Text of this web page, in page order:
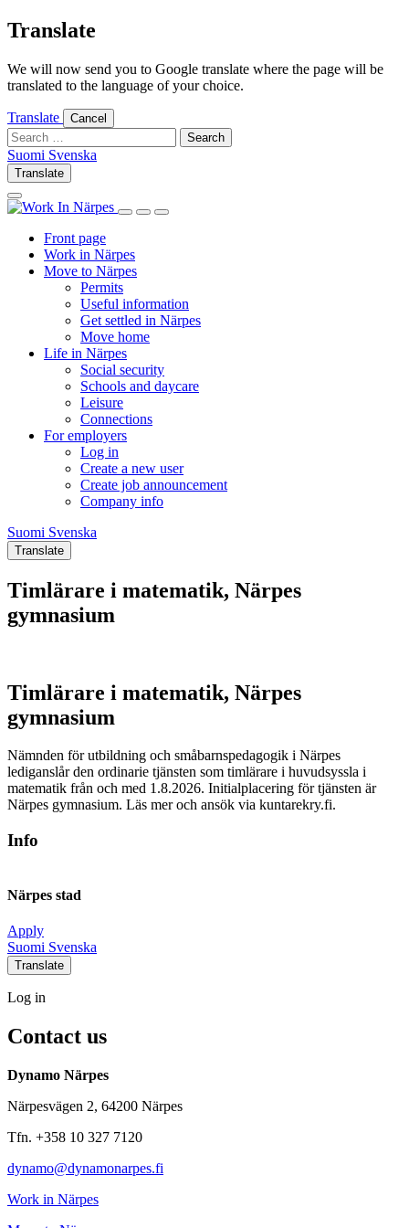
Skip
to
Translate
We will now send you to Google translate where the page will be
translated to the language of your choice.
Translate Cancel
Search
for:
Suomi Suomi
Svenska
Translate
Log
inSearch
this
LogSearchShow
Front page
Work in Närpes
Move to Närpes
Permits
Useful information
Get settled in Närpes
Move home
Life in Närpes
Social security
Schools and daycare
Leisure
Connections
For employers
Log in
Create a new user
Create job announcement
Company info
Suomi Suomi
Svenska
Translate
Timlärare i matematik, Närpes
gymnasium
Timlärare i matematik, Närpes
gymnasium
Nämnden för utbildning och småbarnspedagogik i Närpes
lediganslår den ordinarie tjänsten som timlärare i huvudsyssla i
matematik från och med 1.8.2026. Initialplacering för tjänsten är
Närpes gymnasium. Läs mer och ansök via kuntarekry.fi.
Info
Närpes stad
Apply
Social
link
Social
link
Social
link
Social
link
Suomi Svenska
Translate
Log
Log in
Contact us
Dynamo Närpes
Närpesvägen 2, 64200 Närpes
Tfn. +358 10 327 7120
dynamo@dynamonarpes.fi
Work in Närpes